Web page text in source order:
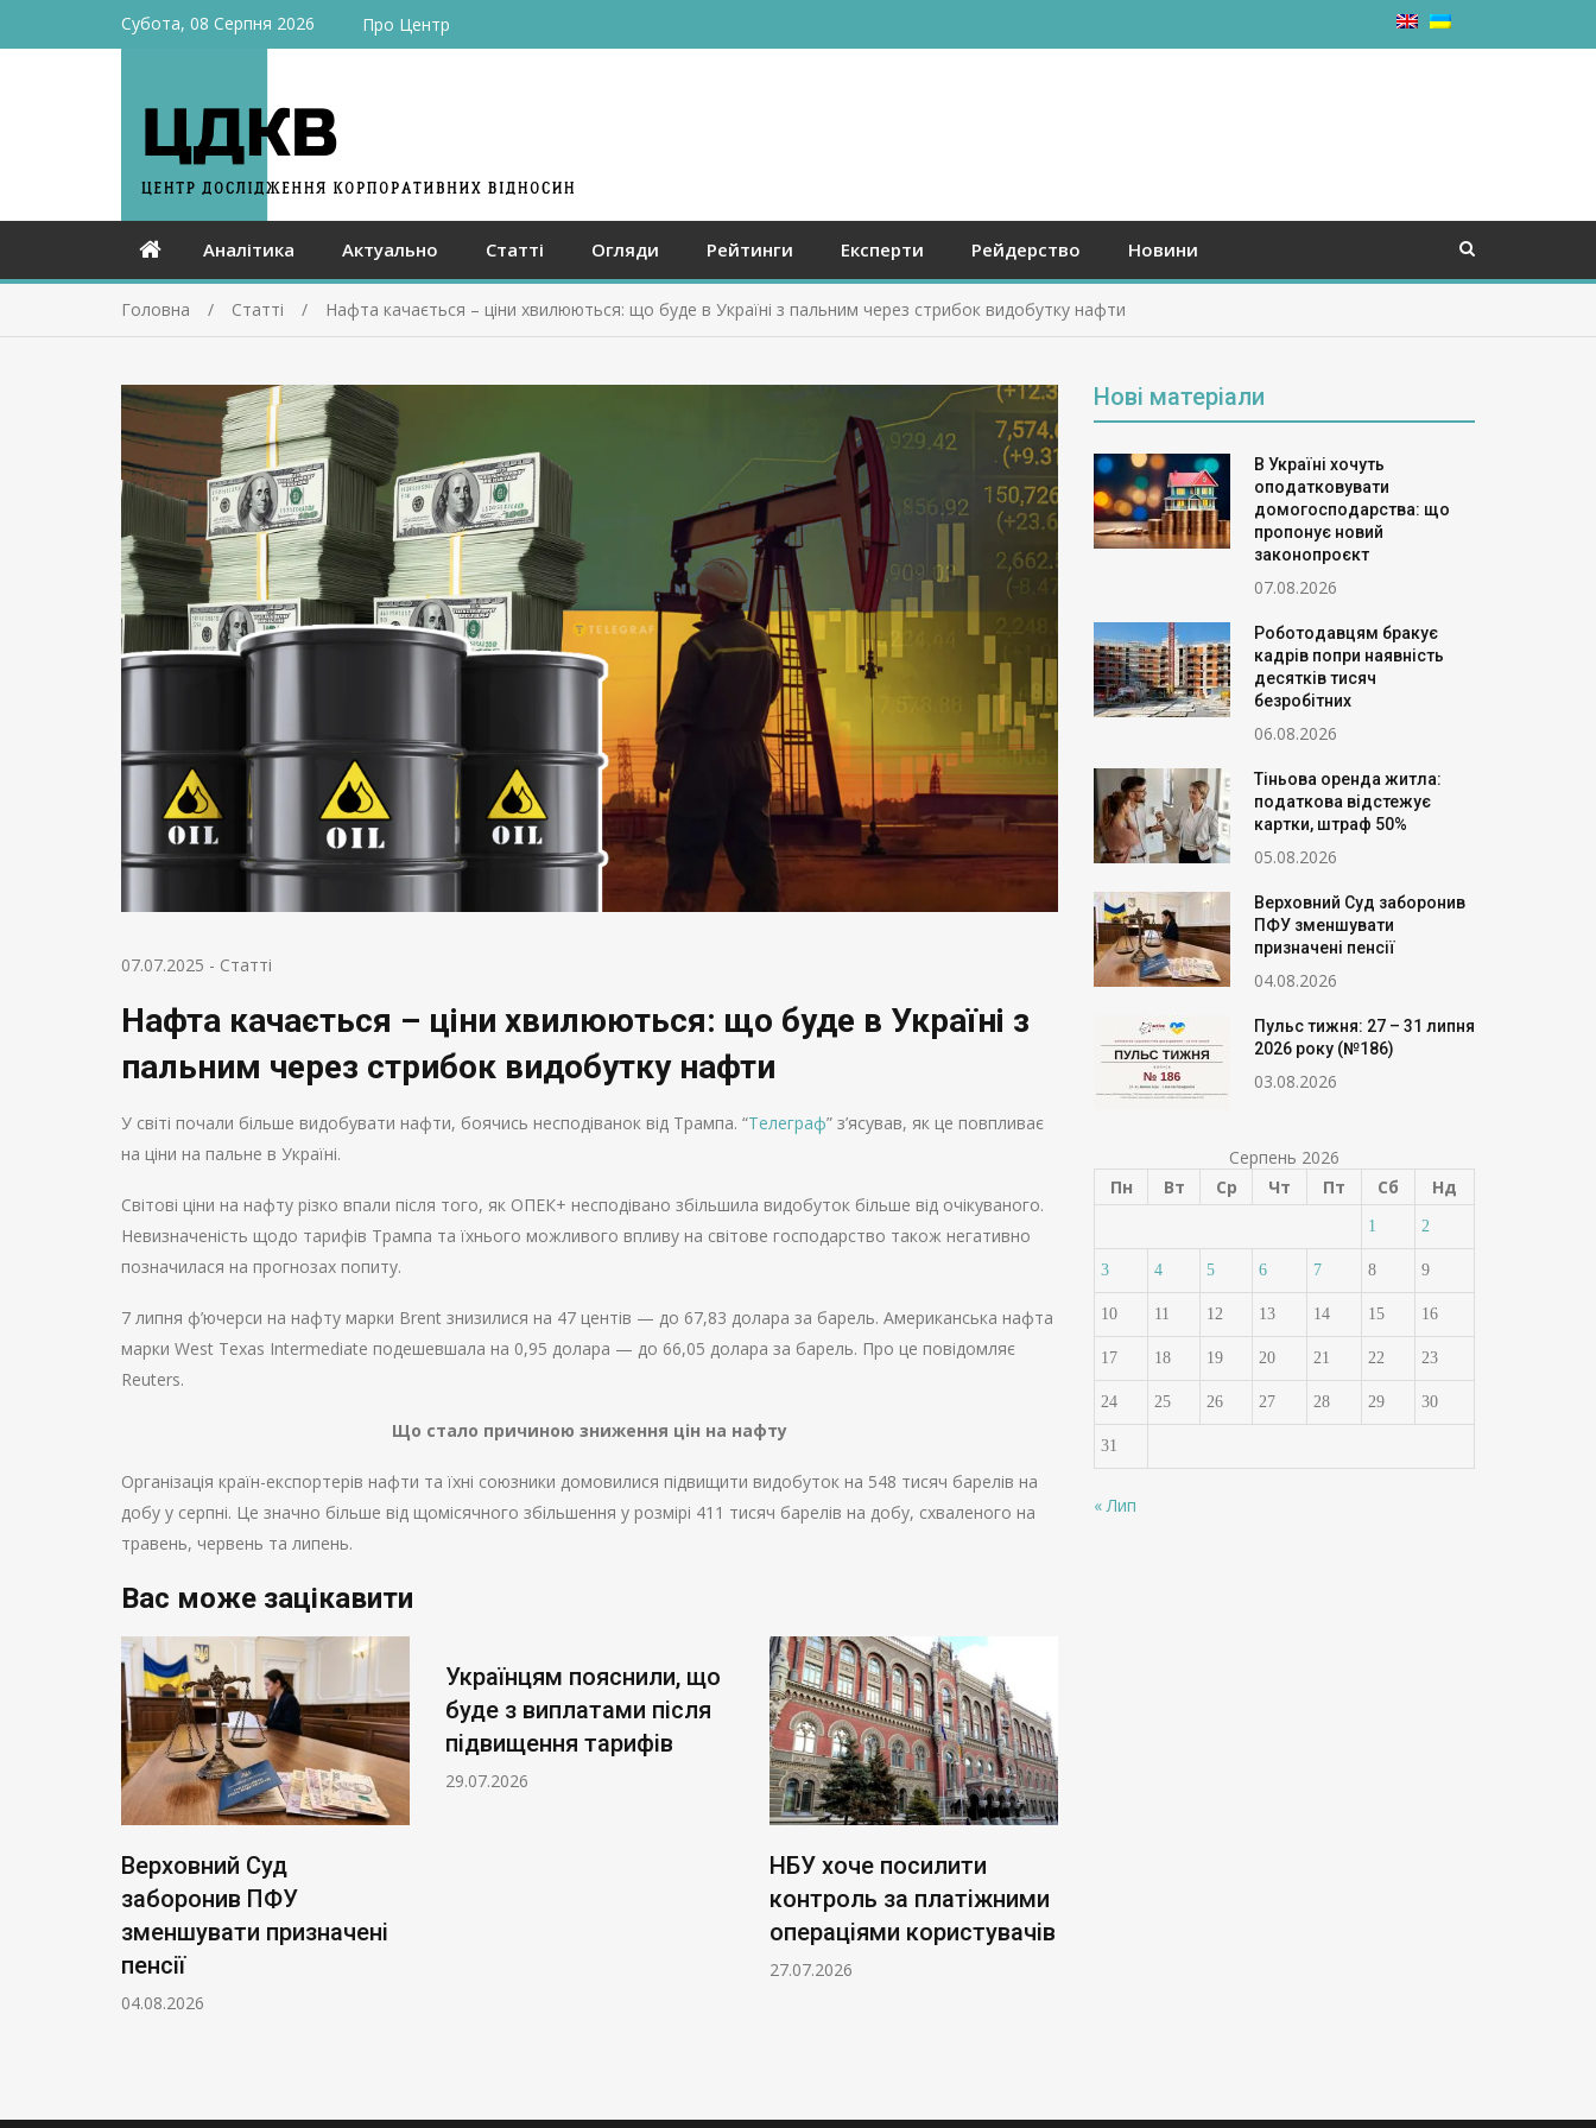
Субота, 08 Серпня 2026 Про Центр
Аналітика Актуально Статті Огляди Рейтинги Експерти Рейдерство Новини
Головна Статті Нафта качається – ціни хвилюються: що буде в Україні з пальним через стрибок видобутку нафти
07.07.2025 - Статті
Нафта качається – ціни хвилюються: що буде в Україні з
пальним через стрибок видобутку нафти
У світі почали більше видобувати нафти, боячись несподіванок від Трампа. “Телеграф” з’ясував, як це повпливає
на ціни на пальне в Україні.
Світові ціни на нафту різко впали після того, як ОПЕК+ несподівано збільшила видобуток більше від очікуваного.
Невизначеність щодо тарифів Трампа та їхнього можливого впливу на світове господарство також негативно
позначилася на прогнозах попиту.
7 липня ф’ючерси на нафту марки Brent знизилися на 47 центів — до 67,83 долара за барель. Американська нафта
марки West Texas Intermediate подешевшала на 0,95 долара — до 66,05 долара за барель. Про це повідомляє
Reuters.
Що стало причиною зниження цін на нафту
Організація країн-експортерів нафти та їхні союзники домовилися підвищити видобуток на 548 тисяч барелів на
добу у серпні. Це значно більше від щомісячного збільшення у розмірі 411 тисяч барелів на добу, схваленого на
травень, червень та липень.
Вас може зацікавити
Верховний Суд
заборонив ПФУ
зменшувати призначені
пенсії
04.08.2026
Українцям пояснили, що
буде з виплатами після
підвищення тарифів
29.07.2026
НБУ хоче посилити
контроль за платіжними
операціями користувачів
27.07.2026
Нові матеріали
В Україні хочуть
оподатковувати
домогосподарства: що
пропонує новий
законопроєкт
07.08.2026
Роботодавцям бракує
кадрів попри наявність
десятків тисяч
безробітних
06.08.2026
Тіньова оренда житла:
податкова відстежує
картки, штраф 50%
05.08.2026
Верховний Суд заборонив
ПФУ зменшувати
призначені пенсії
04.08.2026
Пульс тижня: 27 – 31 липня
2026 року (№186)
03.08.2026
Серпень 2026
Пн
Вт Ср Чт Пт Сб Нд
1 2
3 4 5 6 7 8 9
10 11 12 13 14 15 16
17 18 19 20 21 22 23
24 25 26 27 28 29 30
31
« Лип